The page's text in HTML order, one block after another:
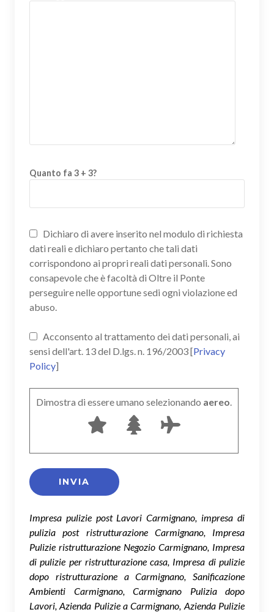
Quanto fa 3 + 3?
Dichiaro di avere inserito nel modulo di richiesta
dati reali e dichiaro pertanto che tali dati
corrispondono ai propri reali dati personali. Sono
consapevole che è facoltà di Oltre il Ponte
perseguire nelle opportune sedi ogni violazione ed
abuso.
Acconsento al trattamento dei dati personali, ai
sensi dell'art. 13 del D.lgs. n. 196/2003 [Privacy
Policy]
Dimostra di essere umano selezionando aereo.
Impresa pulizie post Lavori Carmignano, impresa di
pulizia post ristrutturazione Carmignano, Impresa
Pulizie ristrutturazione Negozio Carmignano, Impresa
di pulizie per ristrutturazione casa, Impresa di pulizie
dopo ristrutturazione a Carmignano, Sanificazione
Ambienti Carmignano, Carmignano Pulizia dopo
Lavori, Azienda Pulizie a Carmignano, Azienda Pulizie